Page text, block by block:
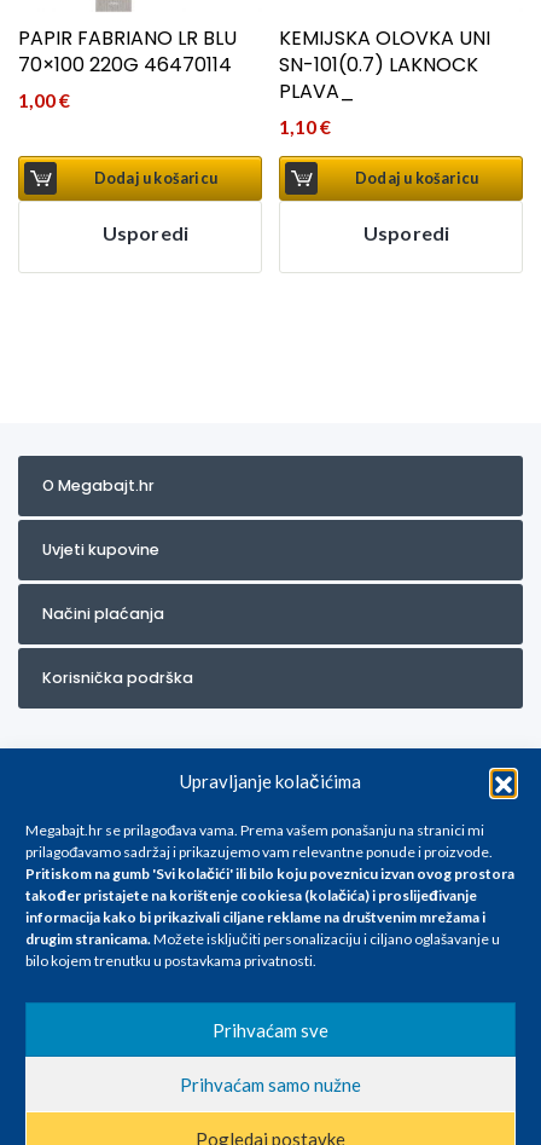
Upravljanje kolačićima
Megabajt.hr se prilagođava vama. Prema vašem ponašanju na stranici mi
prilagođavamo sadržaj i prikazujemo vam relevantne ponude i proizvode.
Pritiskom na gumb 'Svi kolačići' ili bilo koju poveznicu izvan ovog prostora
također pristajete na korištenje cookiesa (kolačića) i proslijeđivanje
informacija kako bi prikazivali ciljane reklame na društvenim mrežama i
drugim stranicama.Možete isključiti personalizaciju i ciljano oglašavanje u
bilo kojem trenutku u postavkama privatnosti.
Prihvaćam sve
Prihvaćam samo nužne
Pogledaj postavke
PAPIR FABRIANO LR BLU
70×100 220G 46470114
1,00€
Dodaj u košaricu
Usporedi
KEMIJSKA OLOVKA UNI
SN-101(0.7) LAKNOCK
PLAVA_
1,10€
Dodaj u košaricu
Usporedi
O Megabajt.hr
Uvjeti kupovine
Načini plaćanja
Korisnička podrška
Za artikle kojih trenutno nema u ponudi obratite nam se na
info@megabajt.hr. Sve cijene su informativnog karaktera i podložne su
promjenama, a
iskazane su za avansno plaćanje(gotovina) u Eurima i uključuju PDV. Sve
se razlikovati od cijena u našim poslovnicama. Trudimo se dati što bolji
i točniji opis i sliku. Unatoč tome, ne možemo garantirati da su svi
nastale u opisu proizvoda, greške prilikom štampanja te promjene
cijena.